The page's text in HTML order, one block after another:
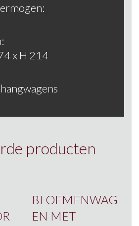
x H 214
producten
BLOEMENWAG
EN MET